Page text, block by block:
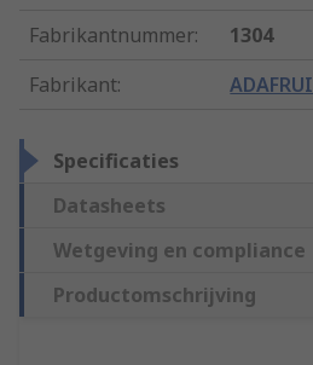
Fabrikantnummer:
1304
Fabrikant:
Specificaties
Datasheets
Wetgeving en compliance
Productomschrijving